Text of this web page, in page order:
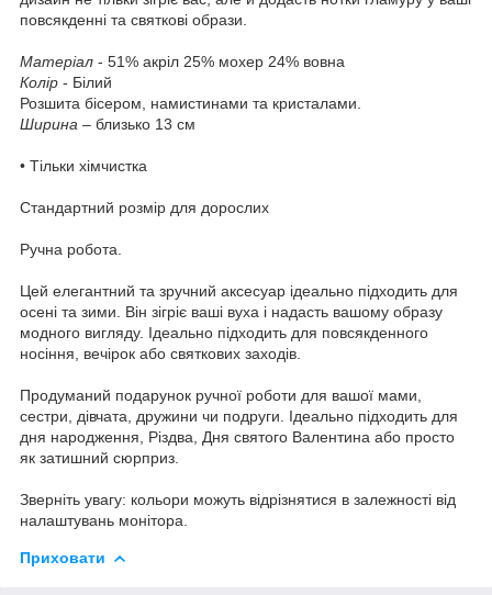
повсякденні та святкові образи.
Матеріал - 51% акріл 25% мохер 24% вовна
Колір - Білий
Розшита бісером, намистинами та кристалами.
Ширина – близько 13 см
• Тільки хімчистка
Стандартний розмір для дорослих
Ручна робота.
Цей елегантний та зручний аксесуар ідеально підходить для
осені та зими. Він зігріє ваші вуха і надасть вашому образу
модного вигляду. Ідеально підходить для повсякденного
носіння, вечірок або святкових заходів.
Продуманий подарунок ручної роботи для вашої мами,
сестри, дівчата, дружини чи подруги. Ідеально підходить для
дня народження, Різдва, Дня святого Валентина або просто
як затишний сюрприз.
Зверніть увагу: кольори можуть відрізнятися в залежності від
налаштувань монітора.
Приховати